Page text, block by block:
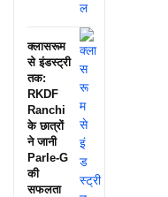
क्लासरूम
से इंडस्ट्री
तक:
RKDF
Ranchi
के छात्रों
ने जानी
Parle-G
की
सफलता